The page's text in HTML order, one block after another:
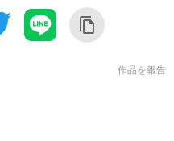
作品を報告